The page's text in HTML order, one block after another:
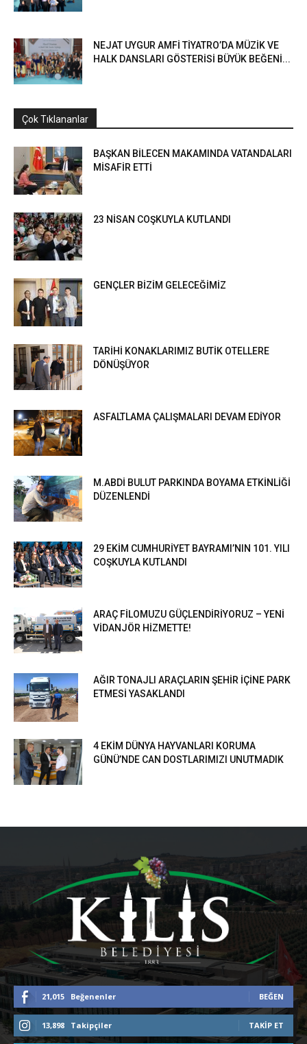
NEJAT UYGUR AMFİ TİYATRO’DA MÜZİK VE
HALK DANSLARI GÖSTERİSİ BÜYÜK BEĞENİ...
Çok Tıklananlar
BAŞKAN BİLECEN MAKAMINDA VATANDALARI
MİSAFİR ETTİ
23 NİSAN COŞKUYLA KUTLANDI
GENÇLER BİZİM GELECEĞİMİZ
TARİHİ KONAKLARIMIZ BUTİK OTELLERE
DÖNÜŞÜYOR
ASFALTLAMA ÇALIŞMALARI DEVAM EDİYOR
M.ABDİ BULUT PARKINDA BOYAMA ETKİNLİĞİ
DÜZENLENDİ
29 EKİM CUMHURİYET BAYRAMI’NIN 101. YILI
COŞKUYLA KUTLANDI
ARAÇ FİLOMUZU GÜÇLENDİRİYORUZ – YENİ
VİDANJÖR HİZMETTE!
AĞIR TONAJLI ARAÇLARIN ŞEHİR İÇİNE PARK
ETMESİ YASAKLANDI
4 EKİM DÜNYA HAYVANLARI KORUMA
GÜNÜ’NDE CAN DOSTLARIMIZI UNUTMADIK
21,015 Beğenenler BEĞEN
13,898 Takipçiler TAKIP ET